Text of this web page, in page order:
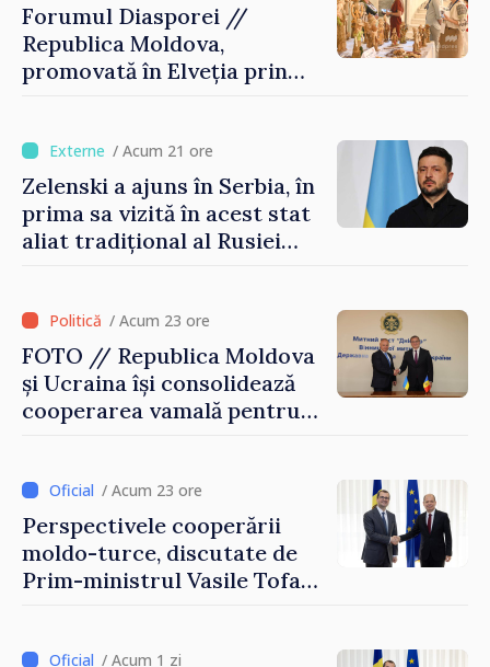
Forumul Diasporei //
Republica Moldova,
promovată în Elveția prin
/ Acum 21 ore
Zelenski a ajuns în Serbia, în
prima sa vizită în acest stat
aliat tradițional al Rusiei
/ Acum 23 ore
FOTO // Republica Moldova
și Ucraina își consolidează
cooperarea vamală pentru
Reuniune la Moghiliov-
Podolsk
/ Acum 23 ore
Perspectivele cooperării
moldo-turce, discutate de
Prim-ministrul Vasile Tofan
/ Acum 1 zi